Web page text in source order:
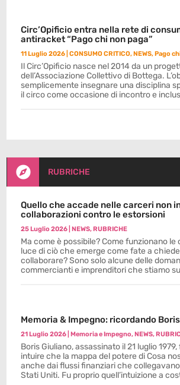
Circ’Opificio entra nella rete di
antiracket “Pago chi non paga”
11 Luglio 2026 |CONSUMO CRITICO,NEWS,Pago
Il Circ’Opificio nasce nel 2014 da un
dell’Associazione Collettivo di Bottega.
semplicemente insegnare una disciplina
il circo come occasione di incontro e
 RUBRICHE
Quello che accade nelle carceri non
collaborazioni contro le estorsioni
25 Luglio 2026 |NEWS,RUBRICHE
Ma come è possibile? Come funzionano le
luce di ciò che emerge come fate a
collaborare? Sono solo alcune delle
commercianti e imprenditori che stiamo
Memoria & Impegno: ricordando
21 Luglio 2026 |Memoria e Impegno,NEWS,
Boris Giuliano, assassinato il 21 luglio 1979,
intuire che la mappa del potere di Cosa
anche dai flussi finanziari che
Stati Uniti. Fu proprio quell’intuizione a